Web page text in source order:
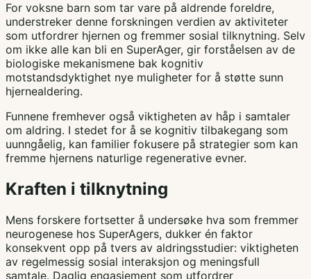
For voksne barn som tar vare på aldrende foreldre,
understreker denne forskningen verdien av aktiviteter
som utfordrer hjernen og fremmer sosial tilknytning. Selv
om ikke alle kan bli en SuperAger, gir forståelsen av de
biologiske mekanismene bak kognitiv
motstandsdyktighet nye muligheter for å støtte sunn
hjernealdering.
Funnene fremhever også viktigheten av håp i samtaler
om aldring. I stedet for å se kognitiv tilbakegang som
uunngåelig, kan familier fokusere på strategier som kan
fremme hjernens naturlige regenerative evner.
Kraften i tilknytning
Mens forskere fortsetter å undersøke hva som fremmer
neurogenese hos SuperAgers, dukker én faktor
konsekvent opp på tvers av aldringsstudier: viktigheten
av regelmessig sosial interaksjon og meningsfull
samtale. Daglig engasjement som utfordrer